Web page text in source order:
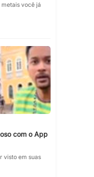
você já
com o App
visto em suas